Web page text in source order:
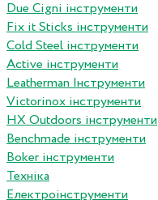
Due Cigni інструменти
Fix it Sticks інструменти
Сold Steel інструменти
Active інструменти
Leatherman Інструменти
Victorinox інструменти
HX Outdoors інструменти
Benchmade інструменти
Boker інструменти
Техніка
Електроінструменти